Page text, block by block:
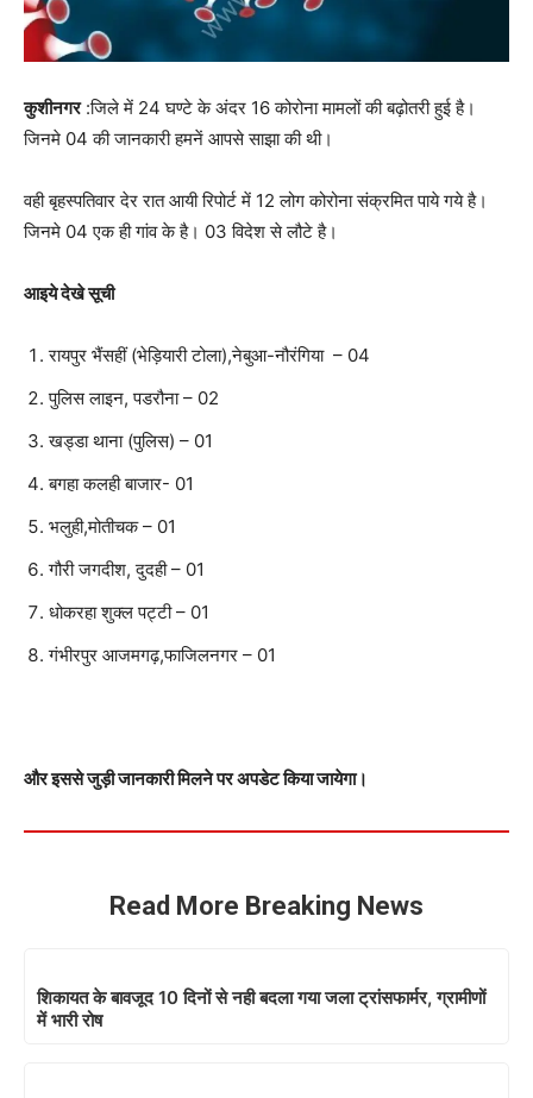
कुशीनगर:जिले में 24 घण्टे के अंदर 16 कोरोना मामलों की बढ़ोतरी हुई है।
जिनमे 04 की जानकारी हमनें आपसे साझा की थी।
वही बृहस्पतिवार देर रात आयी रिपोर्ट में 12 लोग कोरोना संक्रमित पाये गये है।
जिनमे 04 एक ही गांव के है। 03 विदेश से लौटे है।
आइये देखे सूची
रायपुर भैंसहीं (भेड़ियारी टोला),नेबुआ-नौरंगिया – 04
पुलिस लाइन, पडरौना – 02
खड्डा थाना (पुलिस) – 01
बगहा कलही बाजार- 01
भलुही,मोतीचक – 01
गौरी जगदीश, दुदही – 01
धोकरहा शुक्ल पट्टी – 01
गंभीरपुर आजमगढ़,फाजिलनगर – 01
और इससे जुड़ी जानकारी मिलने पर अपडेट किया जायेगा।
Read More Breaking News
शिकायत के बावजूद 10 दिनों से नही बदला गया जला ट्रांसफार्मर, ग्रामीणों
में भारी रोष